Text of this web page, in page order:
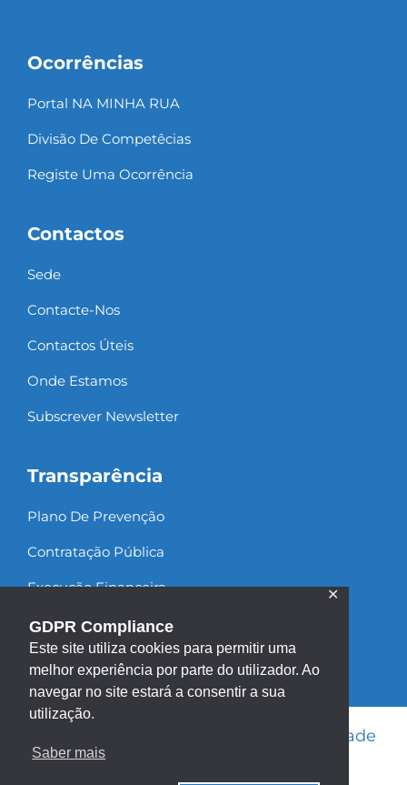
GDPR Compliance
Este site utiliza cookies para permitir uma
melhor experiência por parte do utilizador. Ao
navegar no site estará a consentir a sua
utilização.
Saber mais
✕
Ocorrências
Portal NA MINHA RUA
Divisão De Competêcias
Registe Uma Ocorrência
Contactos
Sede
Contacte-Nos
Contactos Úteis
Onde Estamos
Subscrever Newsletter
Transparência
Plano De Prevenção
Contratação Pública
Execução Financeira
Recursos Humanos
Política de Privacidade
|Política de Cookies